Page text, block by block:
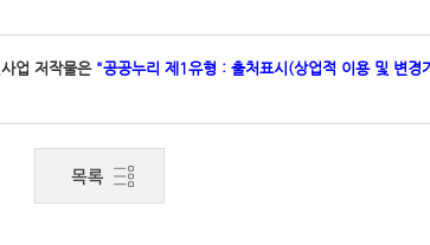
업 저작물은 "공공누리 제1유형 : 출처표시(상업적 이용 및 변경